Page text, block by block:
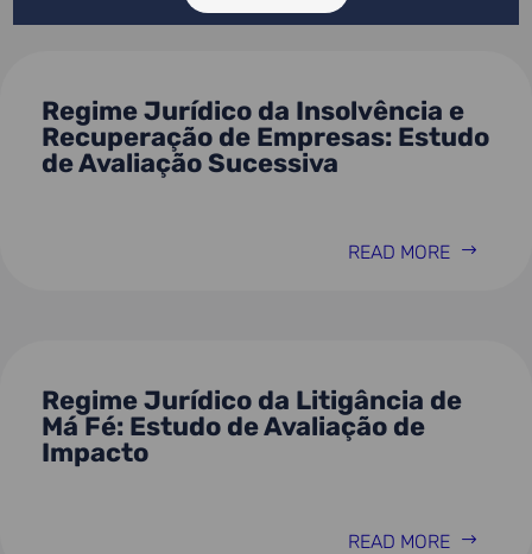
Regime Jurídico da Insolvência e
Recuperação de Empresas: Estudo
de Avaliação Sucessiva
READ MORE
Regime Jurídico da Litigância de
Má Fé: Estudo de Avaliação de
Impacto
READ MORE